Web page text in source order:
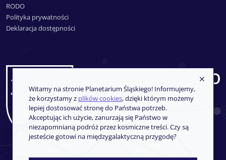
RODO
Polityka prywatności
Deklaracja dostępności
Witamy na stronie Planetarium Śląskiego! Informujemy,
że korzystamy z plików cookies, dzięki którym możemy
lepiej dostosować stronę do Państwa potrzeb.
Akceptując ich użycie, zanurzają się Państwo w
niezapomnianą podróż przez kosmiczne treści. Czy są
jesteście gotowi na międzygalaktyczną przygodę?